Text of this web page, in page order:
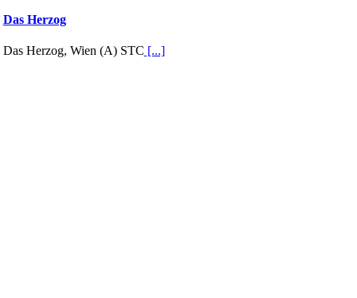
Das Herzog
Das Herzog, Wien (A) STC [...]